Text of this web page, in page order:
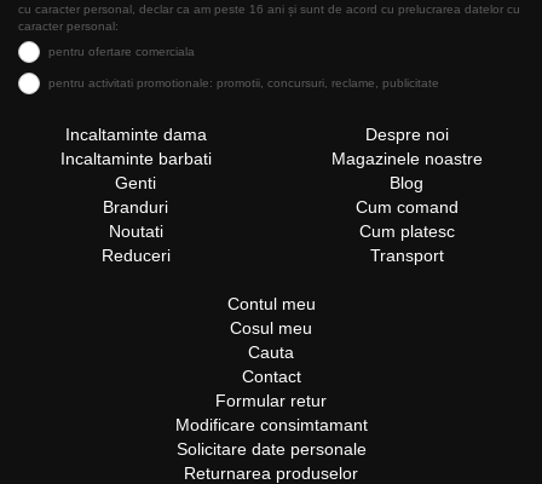
cu caracter personal, declar ca am peste 16 ani și sunt de acord cu prelucrarea datelor cu
caracter personal:
pentru ofertare comerciala
pentru activitati promotionale: promotii, concursuri, reclame, publicitate
Incaltaminte dama
Incaltaminte barbati
Genti
Branduri
Noutati
Reduceri
Despre noi
Magazinele noastre
Blog
Cum comand
Cum platesc
Transport
Contul meu
Cosul meu
Cauta
Contact
Formular retur
Modificare consimtamant
Solicitare date personale
Returnarea produselor